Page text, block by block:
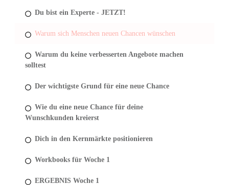
Du bist ein Experte - JETZT!
Warum sich Menschen neuen Chancen wünschen
Warum du keine verbesserten Angebote machen
solltest
Der wichtigste Grund für eine neue Chance
Wie du eine neue Chance für deine
Wunschkunden kreierst
Dich in den Kernmärkte positionieren
Workbooks für Woche 1
ERGEBNIS Woche 1